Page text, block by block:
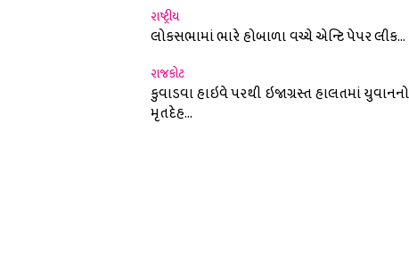
રાષ્ટ્રીય
લોકસભામાં ભારે હોબાળા વચ્ચે એન્ટિ પેપર લીક...
રાજકોટ
કુવાડવા હાઇવે પરથી ઇજાગ્રસ્ત હાલતમાં યુવાનનો
મૃતદેહ...